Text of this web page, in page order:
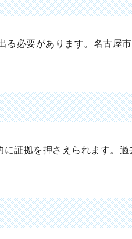
必要があります。名古屋
証拠を押さえられます。